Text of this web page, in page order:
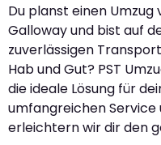
Du planst einen
Galloway und bist auf
zuverlässigen
Hab und Gut? PST
die ideale Lösung für
umfangreichen
erleichtern wir dir den